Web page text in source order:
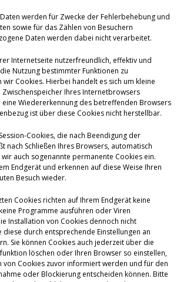
werden für Zwecke der Fehlerbehebung und
sowie für das Zählen von Besuchern
Daten werden dabei nicht verarbeitet.
Internetseite nutzerfreundlich, effektiv und
Nutzung bestimmter Funktionen zu
Cookies. Hierbei handelt es sich um kleine
Ihres Internetbrowsers
Wiedererkennung des betreffenden Browsers
ist über diese Cookies nicht herstellbar.
Cookies, die nach Beendigung der
nach Schließen Ihres Browsers, automatisch
auch sogenannte permanente Cookies ein.
Endgerät und erkennen auf diese Weise Ihren
Besuch wieder.
Cookies richten auf Ihrem Endgerät keine
Programme ausführen oder Viren
Installation von Cookies dennoch nicht
diese durch entsprechende Einstellungen an
Sie können Cookies auch jederzeit über die
löschen oder Ihren Browser so einstellen,
von Cookies zuvor informiert werden und für den
oder Blockierung entscheiden können. Bitte